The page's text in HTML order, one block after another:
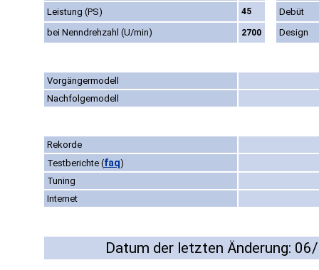
Leistung (PS)
45
Debüt
bei Nenndrehzahl (U/min)
2700 Design
Vorgängermodell
Nachfolgemodell
Rekorde
Testberichte (faq)
Tuning
Internet
Datum der letzten Änderung: